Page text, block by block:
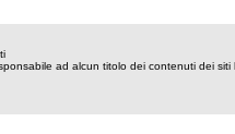
ad alcun titolo dei contenuti dei siti